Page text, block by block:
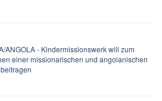
ANGOLA - Kindermissionswerk will zum
einer missionarischen und angolanischen